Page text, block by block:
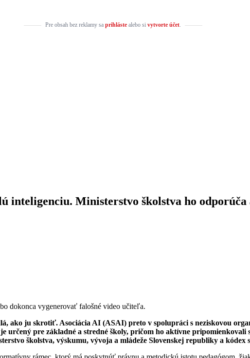
Pre obsah bez reklamy sa prihlástealebo si vytvorte účet.
inteligenciu. Ministerstvo školstva ho
dokonca vygenerovať falošné video učiteľa.
ako ju skrotiť. Asociácia AI (ASAI) preto v spolupráci s neziskovou
určený pre základné a stredné školy, pričom ho aktívne pripomienkovali
školstva, výskumu, vývoja a mládeže Slovenskej republiky a kódex